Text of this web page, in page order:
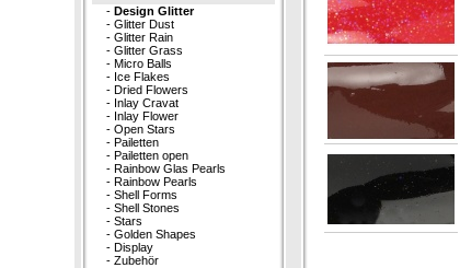
- Design Glitter
- Glitter Dust
- Glitter Rain
- Glitter Grass
- Micro Balls
- Ice Flakes
- Dried Flowers
- Inlay Cravat
- Inlay Flower
- Open Stars
- Pailetten
- Pailetten open
- Rainbow Glas Pearls
- Rainbow Pearls
- Shell Forms
- Shell Stones
- Stars
- Golden Shapes
- Display
- Zubehör